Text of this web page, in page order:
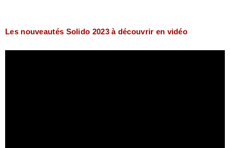
Les nouveautés Solido 2023 à découvrir en vidéo